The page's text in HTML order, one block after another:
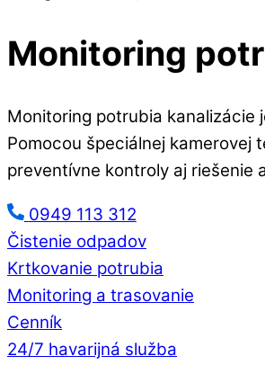
Monitoring
Monitoring potrubia kanalizácie
Pomocou špeciálnej kamerovej
preventívne kontroly aj riešenie
0949 113 312
Čistenie odpadov
Krtkovanie potrubia
Monitoring a trasovanie
Cenník
24/7 havarijná služba